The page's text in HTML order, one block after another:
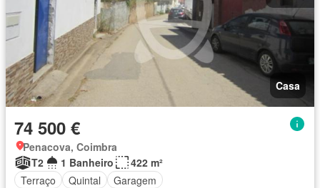
Casa
74 500 €
Penacova, Coimbra
T2
1 Banheiro
422 m²
Terraço
Quintal Garagem